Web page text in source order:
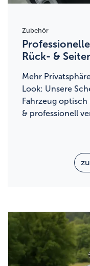
Rück- &
Zubehör
Mehr
Look: Unsere
Fahrzeug
& professionell